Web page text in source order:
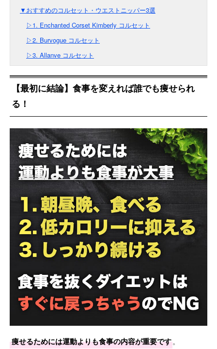
▼おすすめのコルセット・ウエストニッパー3選
▷1. Enchanted Corset Kimberly コルセット
▷2. Burvogue コルセット
▷3. Allanve コルセット
【最初に結論】食事を変えれば誰でも痩せられ
る！
痩せるためには運動よりも食事の内容が重要です。